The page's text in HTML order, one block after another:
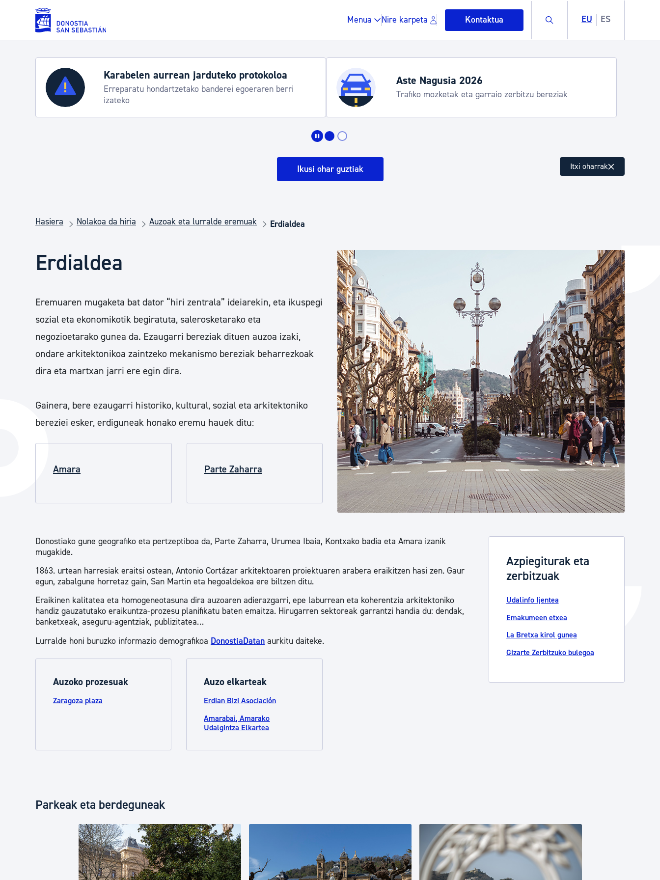
Eduki nagusira joan
Menua Nire karpeta Kontaktua Buscar EU ES
Zerbitzuak
Errolda eta gai pertsonalak
Gune publikoa, hondakinak eta ingurumena
Herritarren segurtasuna eta larrialdiak
Osasun publikoa, animaliak eta kontsumoa
Haurrak eta gazteak Berdintasuna, Giza Eskubideak eta bizikidetza
Herritarren partaidetza eta elkartegintza Kultura
Kirola Turismoa
Hiria orain
Etorkizuneko hiria
Albisteak
Kultur agenda
Udal administrazioa
Iragarki ofizialen taula
Egutegi fiskala
Gardentasun ataria
Izapideen katalogoa
Tramitaziorako laguntza
Aste Nagusia 2026: egitaraua
Abuztuak 8-15
Udako ordutegiak eta zerbitzuak
Udalinfo, Donostia Kirola, Donostia Kultura, San Telmo,
Urgull, Hondalea, Turismoa
Ikusi ohar guztiak Itxi oharrak
Hasiera Nolakoa da hiria Auzoak eta lurralde eremuak Erdialdea
Erdialdea
Eremuaren mugaketa bat dator “hiri zentrala” ideiarekin, eta ikuspegi
sozial eta ekonomikotik begiratuta, salerosketarako eta
negozioetarako gunea da. Ezaugarri bereziak dituen auzoa izaki,
ondare arkitektonikoa zaintzeko mekanismo bereziak beharrezkoak
dira eta martxan jarri ere egin dira.
Gainera, bere ezaugarri historiko, kultural, sozial eta arkitektoniko
bereziei esker, erdiguneak honako eremu hauek ditu:
Amara Parte Zaharra
Donostiako gune geografiko eta pertzeptiboa da, Parte Zaharra, Urumea Ibaia, Kontxako badia eta Amara izanik
mugakide.
1863. urtean harresiak eraitsi ostean, Antonio Cortázar arkitektoaren proiektuaren arabera eraikitzen hasi zen. Gaur
egun, zabalgune horretaz gain, San Martin eta hegoaldekoa ere biltzen ditu.
Eraikinen kalitatea eta homogeneotasuna dira auzoaren adierazgarri, epe laburrean eta koherentzia arkitektoniko
handiz gauzatutako eraikuntza-prozesu planifikatu baten emaitza. Hirugarren sektoreak garrantzi handia du: dendak,
banketxeak, aseguru-agentziak, publizitatea…
Lurralde honi buruzko informazio demografikoa DonostiaDatan aurkitu daiteke.
Auzoko prozesuak
Zaragoza plaza
Auzo elkarteak
Erdian Bizi Asociación
Amarabai, Amarako
Udalgintza Elkartea
Azpiegiturak eta
zerbitzuak
Udalinfo Ijentea
Emakumeen etxea
La Bretxa kirol gunea
Gizarte Zerbitzuko bulegoa
Parkeak eta berdeguneak